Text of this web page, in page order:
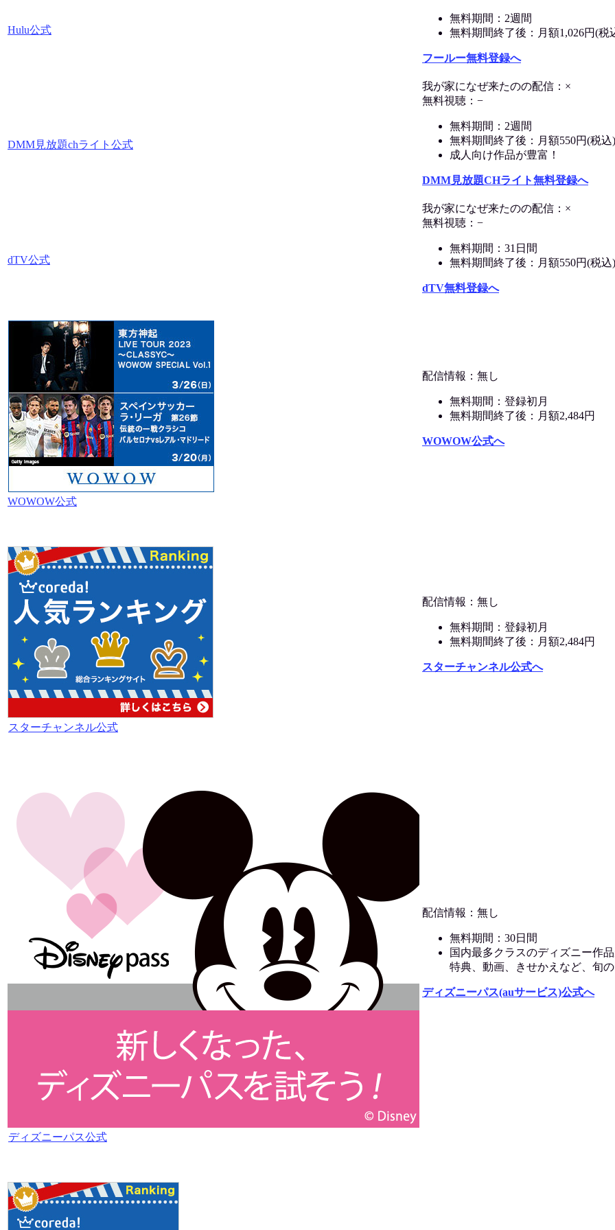
Hulu公式
無料期間：2週間
無料期間終了後：月額1,026円(税
フールー無料登録へ
DMM見放題chライト公式
我が家になぜ来たのの配信：×
無料視聴：−
無料期間：2週間
無料期間終了後：月額550円(税込)
成人向け作品が豊富！
DMM見放題CHライト無料登録へ
dTV公式
我が家になぜ来たのの配信：×
無料視聴：−
無料期間：31日間
無料期間終了後：月額550円(税込)
dTV無料登録へ
WOWOW公式
配信情報：無し
無料期間：登録初月
無料期間終了後：月額2,484円
WOWOW公式へ
スターチャンネル公式
配信情報：無し
無料期間：登録初月
無料期間終了後：月額2,484円
スターチャンネル公式へ
ディズニーパス公式
配信情報：無し
無料期間：30日間
国内最多クラスのディズニー作
特典、動画、きせかえなど、旬
ディズニーパス(auサービス)公式へ